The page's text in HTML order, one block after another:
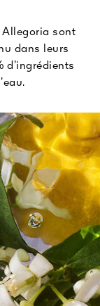
Allegoria sont
dans leurs
d’ingrédients